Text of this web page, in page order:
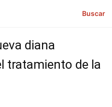
Buscar
diana
tratamiento de la